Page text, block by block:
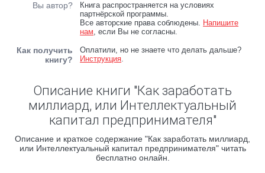
Вы автор?
Книга распространяется на условиях
партнёрской программы.
Все авторские права соблюдены. Напишите
нам, если Вы не согласны.
Как получить
книгу?
Оплатили, но не знаете что делать дальше?
Инструкция.
Описание книги "Как заработать
миллиард, или Интеллектуальный
капитал предпринимателя"
Описание и краткое содержание "Как заработать миллиард,
или Интеллектуальный капитал предпринимателя" читать
бесплатно онлайн.